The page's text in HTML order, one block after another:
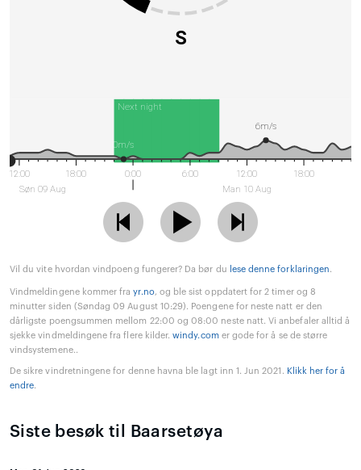
S
Next night
12:00
Søn 09 Aug
18:00 0:00 6:00
12:00
Man 10 Aug
18:00
6m/s
0m/s
Vil du vite hvordan vindpoeng fungerer? Da bør du lese denne forklaringen.
Vindmeldingene kommer frayr.no, og ble sist oppdatert for 2 timer og 8
minutter siden (Søndag 09 August 10:29). Poengene for neste natt er den
dårligste poengsummen mellom 22:00 og 08:00 neste natt. Vi anbefaler alltid å
sjekke vindmeldingene fra flere kilder.windy.comer gode for å se de større
vindsystemene..
De sikre vindretningene for denne havna ble lagt inn 1. Jun 2021. Klikk her for å
endre.
Siste besøk til Baarsetøya